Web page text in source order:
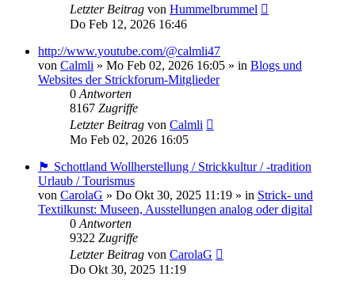
Letzter Beitrag von Hummelbrummel
Do Feb 12, 2026 16:46
http://www.youtube.com/@calmli47
von Calmli » Mo Feb 02, 2026 16:05 » in Blogs und
Websites der Strickforum-Mitglieder
0 Antworten
8167 Zugriffe
Letzter Beitrag von Calmli
Mo Feb 02, 2026 16:05
🏴󠁧󠁢󠁳󠁣󠁴󠁿 Schottland Wollherstellung / Strickkultur / -tradition
Urlaub / Tourismus
von CarolaG » Do Okt 30, 2025 11:19 » in Strick- und
Textilkunst: Museen, Ausstellungen analog oder digital
0 Antworten
9322 Zugriffe
Letzter Beitrag von CarolaG
Do Okt 30, 2025 11:19